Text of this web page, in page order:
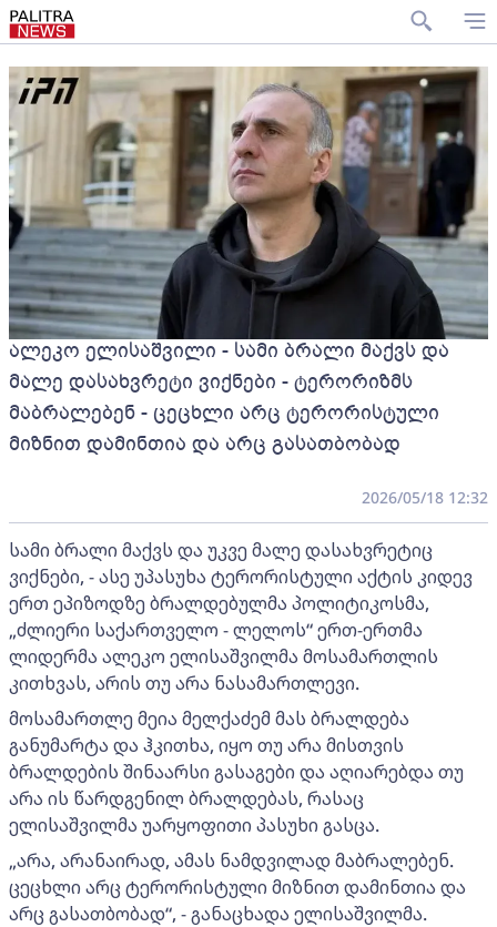
ალეკო ელისაშვილი - სამი ბრალი მაქვს და
მალე დასახვრეტი ვიქნები - ტერორიზმს
მაბრალებენ - ცეცხლი არც ტერორისტული
მიზნით დამინთია და არც გასათბობად
2026/05/18 12:32
სამი ბრალი მაქვს და უკვე მალე დასახვრეტიც
ვიქნები, - ასე უპასუხა ტერორისტული აქტის კიდევ
ერთ ეპიზოდზე ბრალდებულმა პოლიტიკოსმა,
„ძლიერი საქართველო - ლელოს“ ერთ-ერთმა
ლიდერმა ალეკო ელისაშვილმა მოსამართლის
კითხვას, არის თუ არა ნასამართლევი.
მოსამართლე მეია მელქაძემ მას ბრალდება
განუმარტა და ჰკითხა, იყო თუ არა მისთვის
ბრალდების შინაარსი გასაგები და აღიარებდა თუ
არა ის წარდგენილ ბრალდებას, რასაც
ელისაშვილმა უარყოფითი პასუხი გასცა.
„არა, არანაირად, ამას ნამდვილად მაბრალებენ.
ცეცხლი არც ტერორისტული მიზნით დამინთია და
არც გასათბობად“, - განაცხადა ელისაშვილმა.